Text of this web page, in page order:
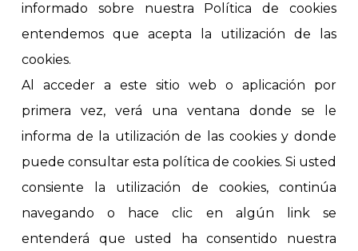
informado sobre nuestra Política de cookies
entendemos que acepta la utilización de las
cookies.
Al acceder a este sitio web o aplicación por
primera vez, verá una ventana donde se le
informa de la utilización de las cookies y donde
puede consultar esta política de cookies. Si usted
consiente la utilización de cookies, continúa
navegando o hace clic en algún link se
entenderá que usted ha consentido nuestra